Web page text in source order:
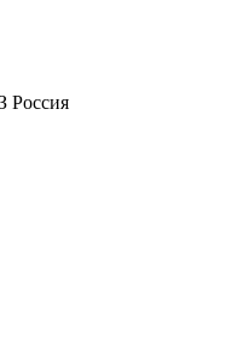
Россия